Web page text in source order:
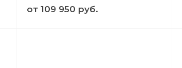
от109 950 руб.